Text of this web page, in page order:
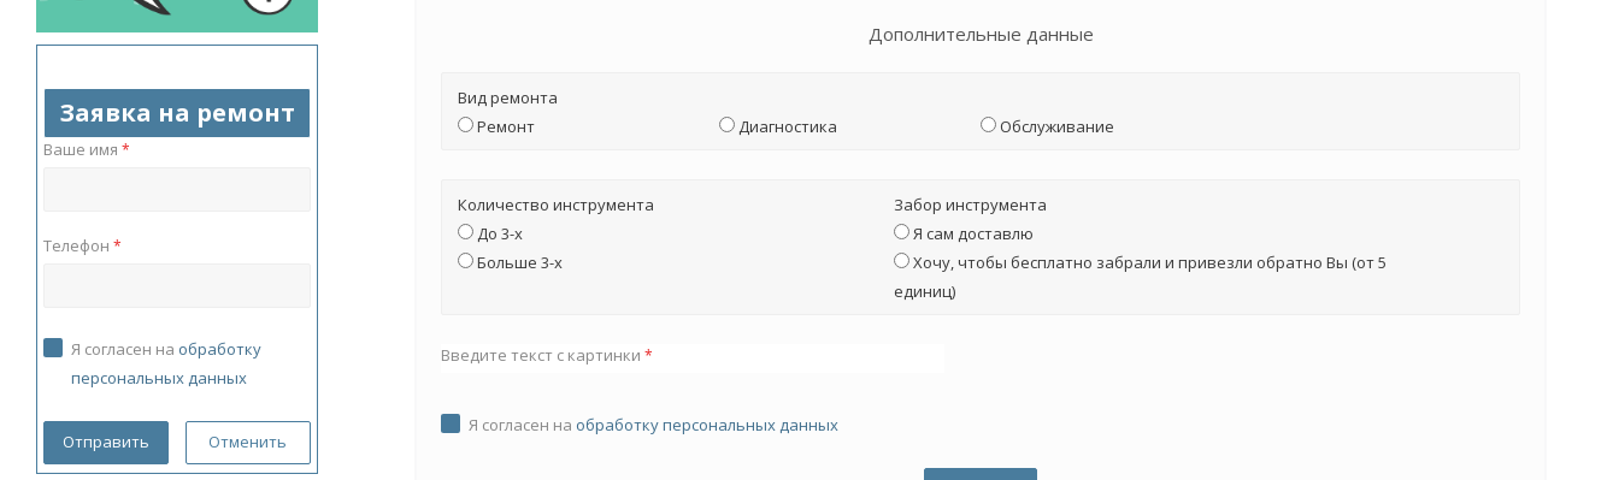
Дополнительные данные
Вид ремонта
Ремонт
Диагностика Обслуживание
Количество инструмента
До 3-х
Больше 3-х
Забор инструмента
Я сам доставлю
Хочу, чтобы бесплатно забрали и привезли обратно Вы (от 5
единиц)
Введите текст с картинки *
Я согласен на обработку персональных данных
Заявка на ремонт
Ваше имя *
Телефон *
Я согласен на обработку
персональных данных
Отменить